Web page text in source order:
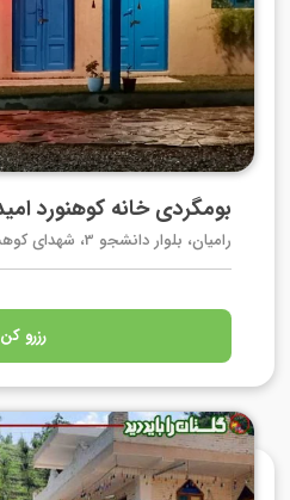
بومگردی خانه کوهنورد
رامیان، بلوار دانشجو 3، شهدای کوهستان 6
رزرو کن